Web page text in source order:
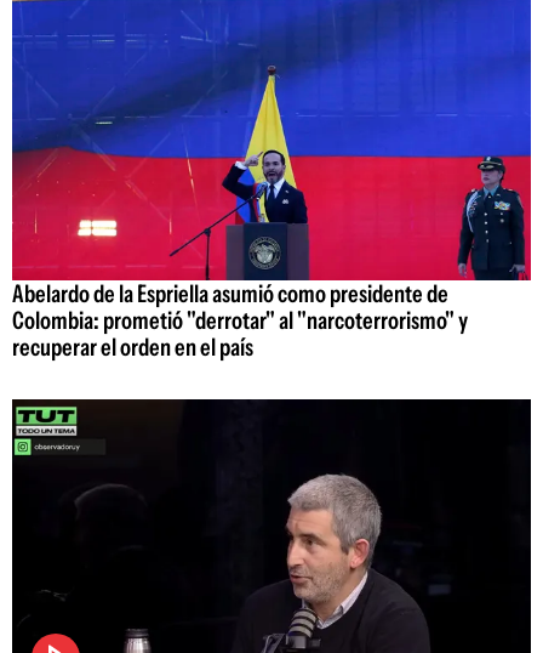
Abelardo de la Espriella asumió como presidente de
Colombia: prometió "derrotar" al "narcoterrorismo" y
recuperar el orden en el país